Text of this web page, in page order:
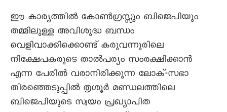
ഈ കാര്യത്തിൽ കോൺഗ്രസ്സും ബിജെപിയും
തമ്മിലുള്ള അവിശുദ്ധ ബന്ധം
വെളിവാക്കിക്കൊണ്ട് കരുവന്നൂരിലെ
നിക്ഷേപകരുടെ താൽപര്യം സംരക്ഷിക്കാൻ
എന്ന പേരിൽ വരാനിരിക്കുന്ന ലോക്-സഭാ
തിരഞ്ഞെടുപ്പിൽ തൃശൂർ മണ്ഡലത്തിലെ
ബിജെപിയുടെ സ്വയം പ്രഖ്യാപിത